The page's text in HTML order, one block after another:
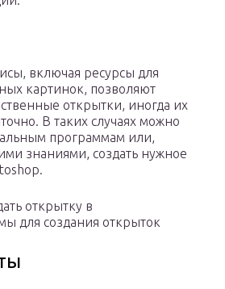
включая ресурсы для
картинок, позволяют
открытки, иногда их
В таких случаях можно
программам или,
знаниями, создать нужное
открытку в
для создания открыток